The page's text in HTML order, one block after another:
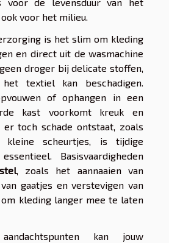
voor het milieu.
is het slim om kleding
en direct uit de wasmachine
droger bij delicate stoffen,
textiel kan beschadigen.
of ophangen in een
kast voorkomt kreuk en
er toch schade ontstaat, zoals
scheurtjes, is tijdige
Basisvaardigheden
, zoals het aannaaien van
gaatjes en verstevigen van
kleding langer mee te laten
kan jouw